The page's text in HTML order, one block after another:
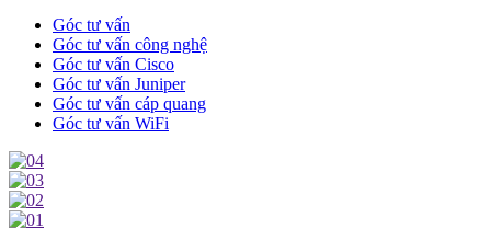
Góc tư vấn
Góc tư vấn công nghệ
Góc tư vấn Cisco
Góc tư vấn Juniper
Góc tư vấn cáp quang
Góc tư vấn WiFi